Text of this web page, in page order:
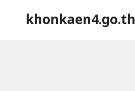
khonkaen4.go.th